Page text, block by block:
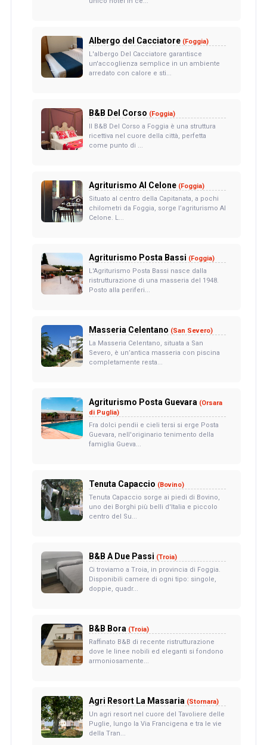
Albergo del Cacciatore (Foggia)
L'albergo Del Cacciatore garantisce
un'accoglienza semplice in un ambiente
arredato con calore e sti...
B&B Del Corso (Foggia)
Il B&B Del Corso a Foggia è una struttura
ricettiva nel cuore della città, perfetta
come punto di ...
Agriturismo Al Celone (Foggia)
Situato al centro della Capitanata, a pochi
chilometri da Foggia, sorge l’agriturismo Al
Celone. L...
Agriturismo Posta Bassi (Foggia)
L'Agriturismo Posta Bassi nasce dalla
ristrutturazione di una masseria del 1948.
Posto alla periferi...
Masseria Celentano (San Severo)
La Masseria Celentano, situata a San
Severo, è un’antica masseria con piscina
completamente resta...
Agriturismo Posta Guevara (Orsara
di Puglia)
Fra dolci pendii e cieli tersi si erge Posta
Guevara, nell'originario tenimento della
famiglia Gueva...
Tenuta Capaccio (Bovino)
Tenuta Capaccio sorge ai piedi di Bovino,
uno dei Borghi più belli d'Italia e piccolo
centro del Su...
B&B A Due Passi (Troia)
Ci troviamo a Troia, in provincia di Foggia.
Disponibili camere di ogni tipo: singole,
doppie, quadr...
B&B Bora (Troia)
Raffinato B&B di recente ristrutturazione
dove le linee nobili ed eleganti si fondono
armoniosamente...
Agri Resort La Massaria (Stornara)
Un agri resort nel cuore del Tavoliere delle
Puglie, lungo la Via Francigena e tra le vie
della Tran...